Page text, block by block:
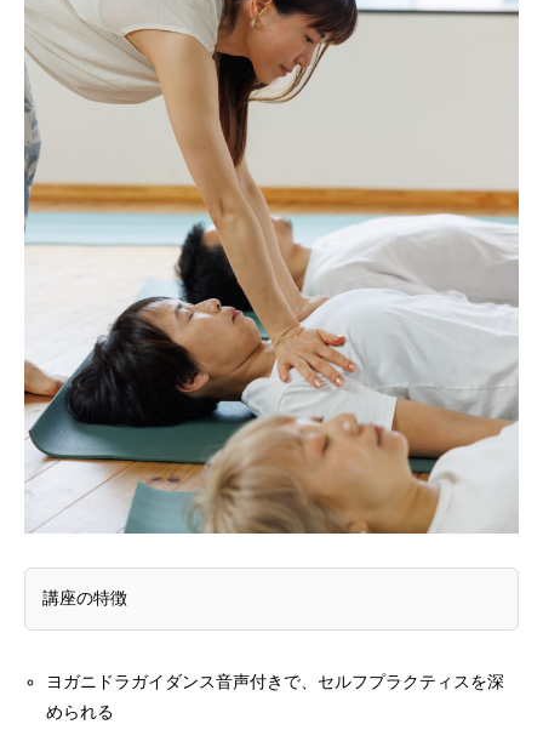
講座の特徴
ヨガニドラガイダンス音声付きで、セルフプラクティスを深
められる